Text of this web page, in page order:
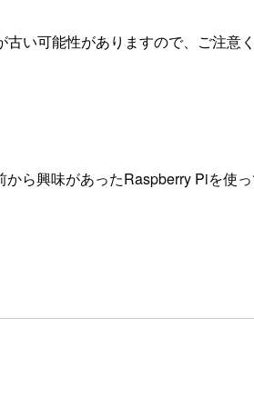
い可能性がありますので、ご注意く
ら興味があったRaspberry Piを